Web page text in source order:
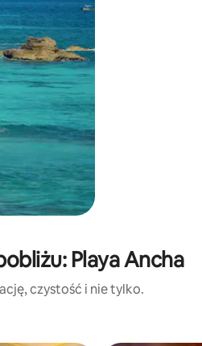
Playa Ancha
czystość i nie tylko.